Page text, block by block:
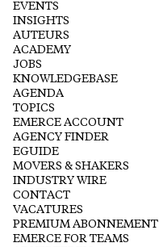
EVENTS
INSIGHTS
AUTEURS
ACADEMY
JOBS
KNOWLEDGEBASE
AGENDA
TOPICS
EMERCE ACCOUNT
AGENCY FINDER
EGUIDE
MOVERS & SHAKERS
INDUSTRY WIRE
CONTACT
VACATURES
PREMIUM ABONNEMENT
EMERCE FOR TEAMS